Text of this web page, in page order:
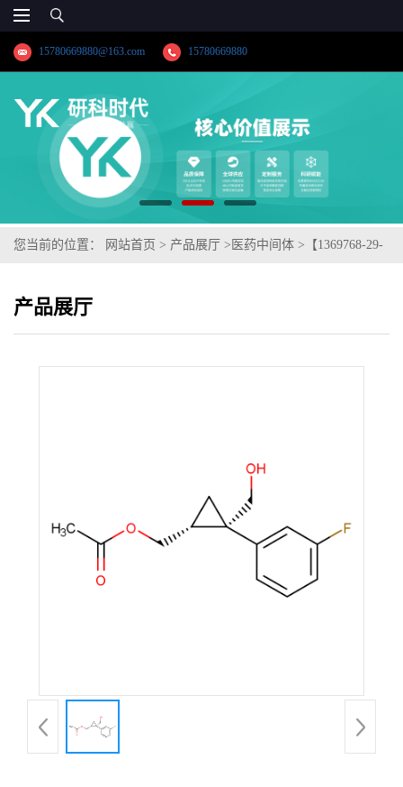
15780669880@163.com 15780669880
您当前的位置： 网站首页 > 产品展厅 > 医药中间体 > 【1369768-29-
出口药典标准;技术支持;湖北研科时代科技-品质优选;精品试剂
产品展厅